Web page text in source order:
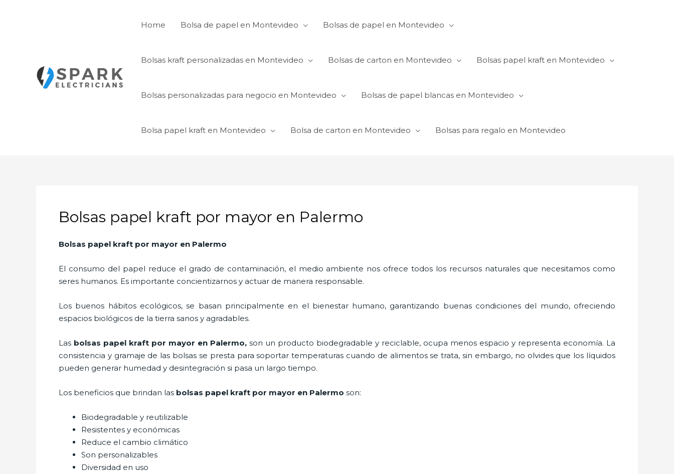
Home Bolsa de papel en Montevideo Bolsas de papel en Montevideo
Bolsas kraft personalizadas en Montevideo Bolsas de carton en Montevideo Bolsas papel kraft en Montevideo
Bolsas personalizadas para negocio en Montevideo Bolsas de papel blancas en Montevideo
Bolsa papel kraft en Montevideo Bolsa de carton en Montevideo Bolsas para regalo en Montevideo
Bolsas papel kraft por mayor en Palermo
Bolsas papel kraft por mayor en Palermo
El consumo del papel reduce el grado de contaminación, el medio ambiente nos ofrece todos los recursos naturales que necesitamos como
seres humanos. Es importante concientizarnos y actuar de manera responsable.
Los buenos hábitos ecológicos, se basan principalmente en el bienestar humano, garantizando buenas condiciones del mundo, ofreciendo
espacios biológicos de la tierra sanos y agradables.
Las bolsas papel kraft por mayor en Palermo, son un producto biodegradable y reciclable, ocupa menos espacio y representa economía. La
consistencia y gramaje de las bolsas se presta para soportar temperaturas cuando de alimentos se trata, sin embargo, no olvides que los líquidos
pueden generar humedad y desintegración si pasa un largo tiempo.
Los beneficios que brindan las bolsas papel kraft por mayor en Palermo son:
Biodegradable y reutilizable
Resistentes y económicas
Reduce el cambio climático
Son personalizables
Diversidad en uso